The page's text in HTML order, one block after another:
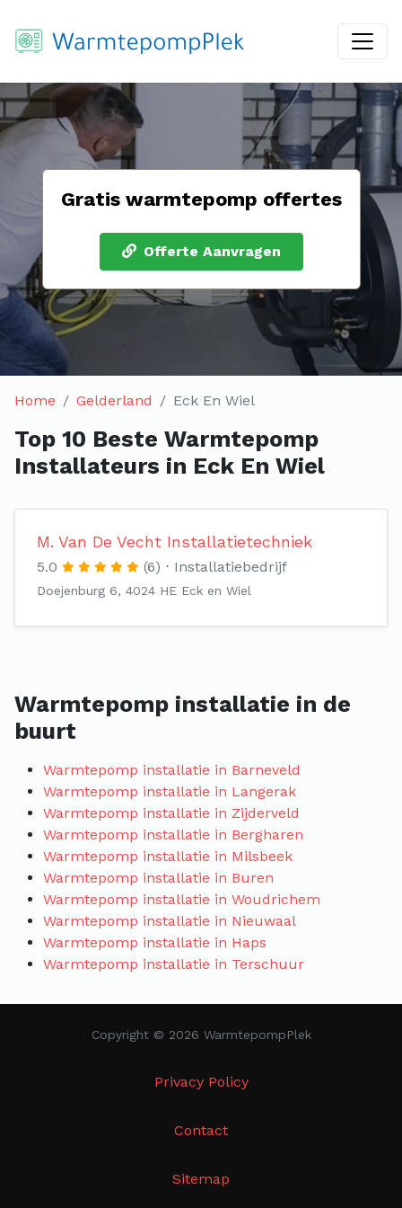
Gratis warmtepomp offertes
Offerte Aanvragen
Home Gelderland Eck En Wiel
Top 10 Beste Warmtepomp
Installateurs in Eck En Wiel
M. Van De Vecht Installatietechniek
5.0 (6) Installatiebedrijf
Doejenburg 6, 4024 HE Eck en Wiel
Warmtepomp installatie in de
buurt
Warmtepomp installatie in Barneveld
Warmtepomp installatie in Langerak
Warmtepomp installatie in Zijderveld
Warmtepomp installatie in Bergharen
Warmtepomp installatie in Milsbeek
Warmtepomp installatie in Buren
Warmtepomp installatie in Woudrichem
Warmtepomp installatie in Nieuwaal
Warmtepomp installatie in Haps
Warmtepomp installatie in Terschuur
Copyright © 2026 WarmtepompPlek
Privacy Policy
Contact
Sitemap